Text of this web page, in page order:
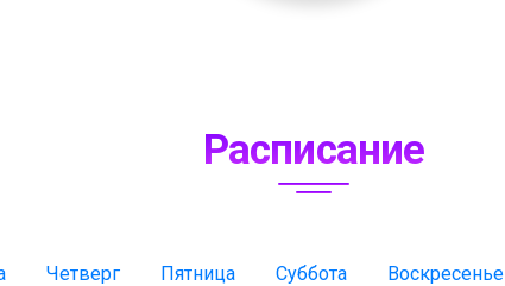
Расписание
Четверг Пятница Суббота Воскресенье